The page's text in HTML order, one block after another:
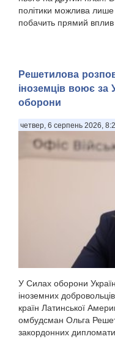
політики можлива
побачить прямий вплив
Решетилова
іноземців воює за
оборони
четвер, 6 серпень 2026,
У Силах оборони
іноземних
країн Латинської
омбудсман Ольга
закордонних